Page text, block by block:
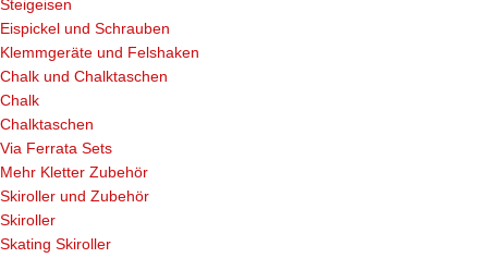
Steigeisen
Eispickel und Schrauben
Klemmgeräte und Felshaken
Chalk und Chalktaschen
Chalk
Chalktaschen
Via Ferrata Sets
Mehr Kletter Zubehör
Skiroller und Zubehör
Skiroller
Skating Skiroller